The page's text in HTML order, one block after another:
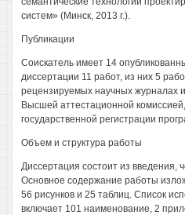
систем» (Минск, 2013 г.).
Публикации
Соискатель имеет 14
диссертации 11 работ, из них 5
рецензируемых научных журналах
Высшей аттестационной
государственной регистрации
Объем и структура работы
Диссертация состоит из введения,
Основное содержание работы
56 рисунков и 25 таблиц. Список
включает 101 наименование, 2